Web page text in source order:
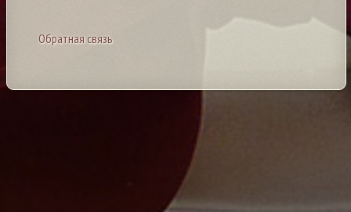
Обратная связь